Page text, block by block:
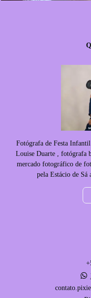
Fotógrafa de Festa
Louise Duarte , fotógrafa
mercado fotográfico de
pela Estácio de Sá